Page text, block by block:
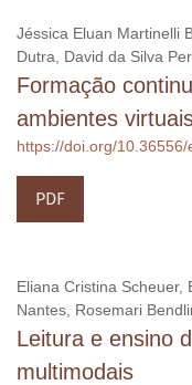
Jéssica Eluan Martinelli
Dutra, David da Silva
Formação
ambientes
https://doi.org/
PDF
Eliana Cristina Scheuer,
Nantes, Rosemari
Leitura e ensino
multimodais